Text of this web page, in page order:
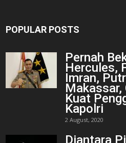
POPULAR POSTS
Pernah
Hercules,
Imran,
Makassar,
Kuat
Kapolri
2 August, 2020
Diantara